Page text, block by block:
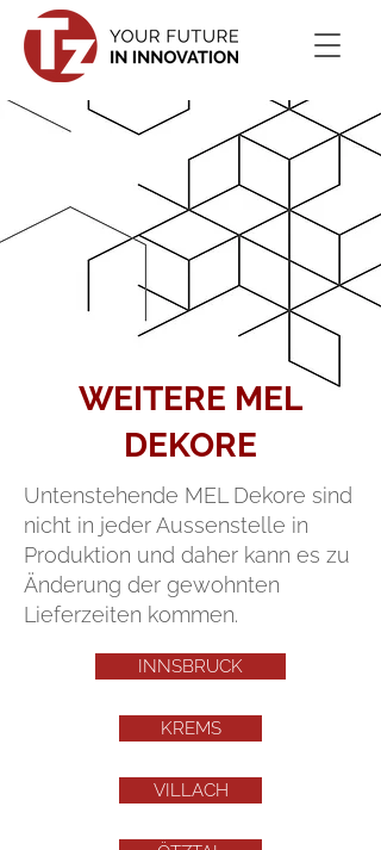
WEITERE MEL
DEKORE
Untenstehende MEL Dekore sind
nicht in jeder Aussenstelle in
Produktion und daher kann es zu
Änderung der gewohnten
Lieferzeiten kommen.
INNSBRUCK
KREMS
VILLACH